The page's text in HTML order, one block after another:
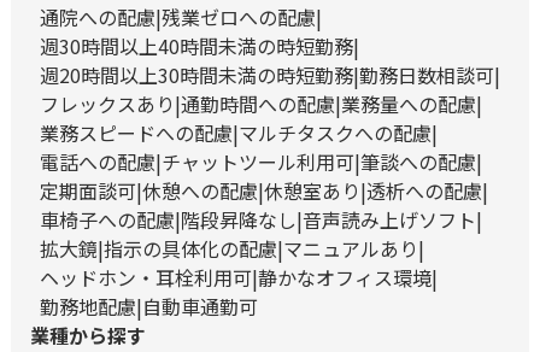
通院への配慮 残業ゼロへの配慮
週30時間以上40時間未満の時短勤務
週20時間以上30時間未満の時短勤務 勤務日数相談可
フレックスあり 通勤時間への配慮 業務量への配慮
業務スピードへの配慮 マルチタスクへの配慮
電話への配慮 チャットツール利用可 筆談への配慮
定期面談可 休憩への配慮 休憩室あり 透析への配慮
車椅子への配慮 階段昇降なし 音声読み上げソフト
拡大鏡 指示の具体化の配慮 マニュアルあり
ヘッドホン・耳栓利用可 静かなオフィス環境
勤務地配慮 自動車通勤可
業種から探す